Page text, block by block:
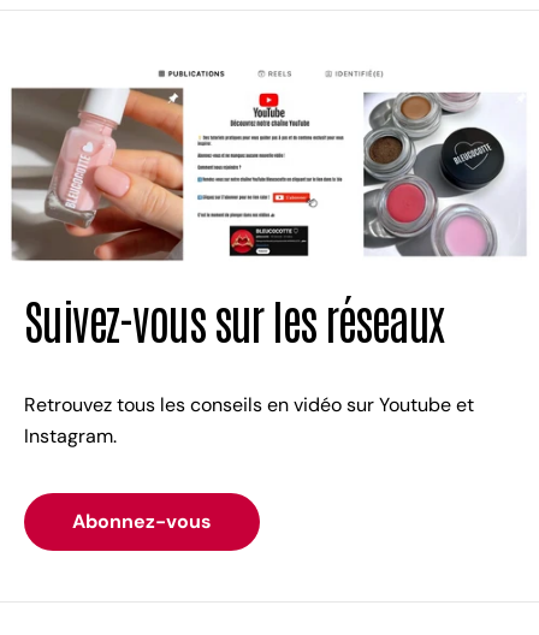
Suivez-vous sur les réseaux
Retrouvez tous les conseils en vidéo sur Youtube et
Instagram.
Abonnez-vous